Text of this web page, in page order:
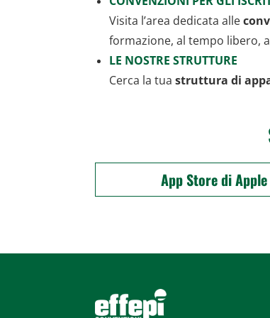
Visita l’area dedicata alle
formazione, al tempo libero,
LE NOSTRE STRUTTURE
Cerca la tuastruttura di
App Store di Apple